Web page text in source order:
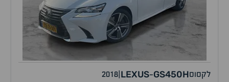
לקסוס LEXUS-GS450H
2018